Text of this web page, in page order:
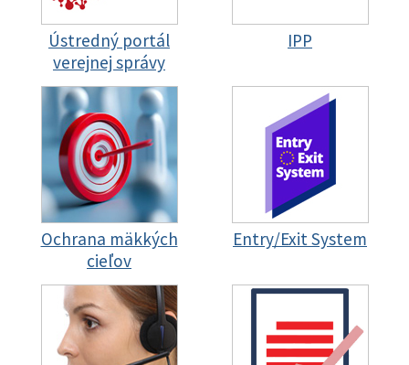
Ústredný portál
verejnej správy
IPP
Ochrana mäkkých
cieľov
Entry/Exit System